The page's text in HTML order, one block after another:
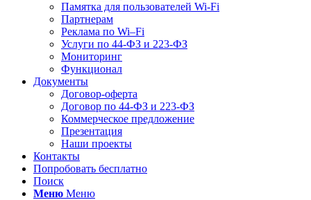
Памятка для пользователей Wi-Fi
Партнерам
Реклама по Wi–Fi
Услуги по 44-ФЗ и 223-ФЗ
Мониторинг
Функционал
Документы
Договор-оферта
Договор по 44-ФЗ и 223-ФЗ
Коммерческое предложение
Презентация
Наши проекты
Контакты
Попробовать бесплатно
Поиск
Меню Меню